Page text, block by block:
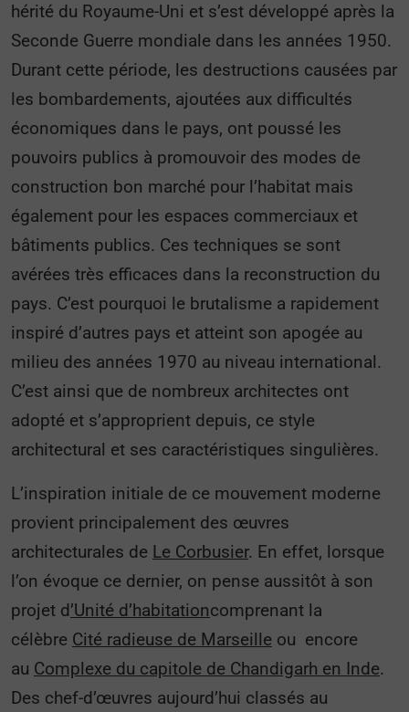
hérité du Royaume-Uni et s’est développé après la
Seconde Guerre mondiale dans les années 1950.
Durant cette période, les destructions causées par
les bombardements, ajoutées aux difficultés
économiques dans le pays, ont poussé les
pouvoirs publics à promouvoir des modes de
construction bon marché pour l’habitat mais
également pour les espaces commerciaux et
bâtiments publics. Ces techniques se sont
avérées très efficaces dans la reconstruction du
pays. C’est pourquoi le brutalisme a rapidement
inspiré d’autres pays et atteint son apogée au
milieu des années 1970 au niveau international.
C’est ainsi que de nombreux architectes ont
adopté et s’approprient depuis, ce style
architectural et ses caractéristiques singulières.
L’inspiration initiale de ce mouvement moderne
provient principalement des œuvres
architecturales de Le Corbusier. En effet, lorsque
l’on évoque ce dernier, on pense aussitôt à son
projet d’Unité d’habitationcomprenant la
célèbre Cité radieuse de Marseille ou encore
au Complexe du capitole de Chandigarh en Inde.
Des chef-d’œuvres aujourd’hui classés au